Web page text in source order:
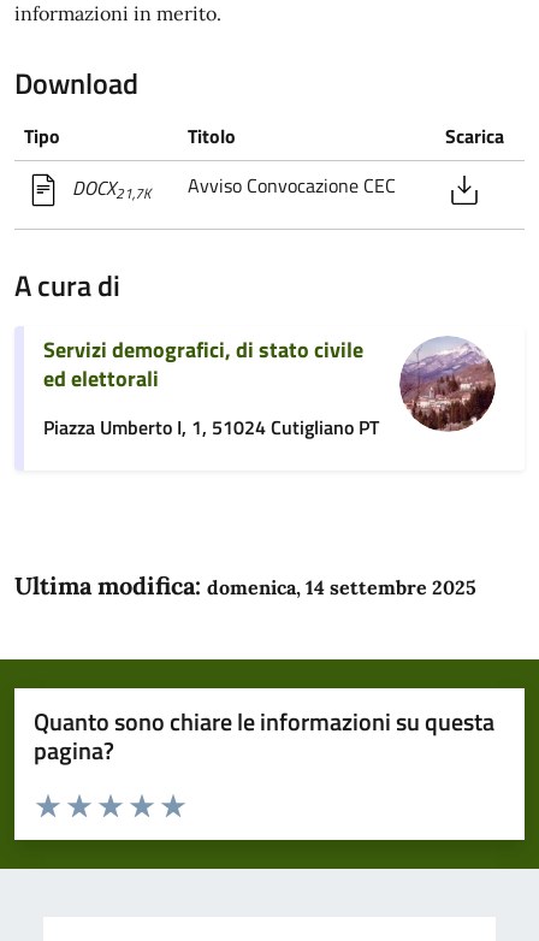
informazioni in merito.
Download
Tipo Titolo
Scarica
DOCX21,7K Avviso Convocazione CEC
A cura di
Servizi demografici, di stato civile
ed elettorali
Piazza Umberto I, 1, 51024 Cutigliano PT
Ultima modifica: domenica, 14 settembre 2025
Quanto sono chiare le informazioni su questa
pagina?
Domanda
Valuta da 1 a 5 stelle la pagina
Valuta 5 stelle su 5
Valuta 4 stelle su 5
Valuta 3 stelle su 5
Valuta 2 stelle su 5
Valuta 1 stelle su 5